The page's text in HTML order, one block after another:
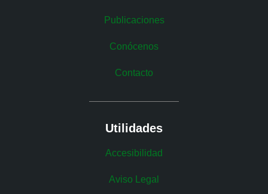
Publicaciones
Conócenos
Contacto
Utilidades
Accesibilidad
Aviso Legal